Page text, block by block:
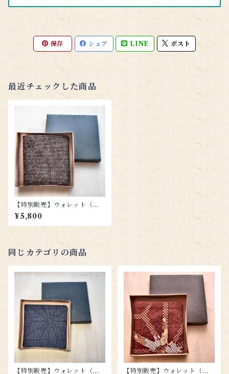
保存 シェア LINE ポスト
最近チェックした商品
【特別販売】ウォレット（札
入）wl011
¥5,800
同じカテゴリの商品
【特別販売】ウォレット（札
【特別販売】ウォレット（札